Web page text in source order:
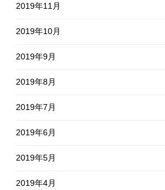
2019年11月
2019年10月
2019年9月
2019年8月
2019年7月
2019年6月
2019年5月
2019年4月